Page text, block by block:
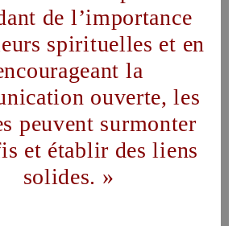
de l’importance
spirituelles et en
la
ouverte, les
peuvent surmonter
et établir des liens
solides. »